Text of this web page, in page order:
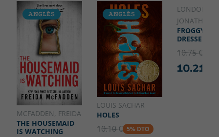
ANGLÈS
MCFADDEN, FREIDA
THE HOUSEMAID
IS WATCHING
ANGLÈS
LOUIS SACHAR
HOLES
10.10 € 5% DTO
ANGLÈS
LONDON,
JONATHAN
FROGGY
DRESSED
10.75 €
10.21 €